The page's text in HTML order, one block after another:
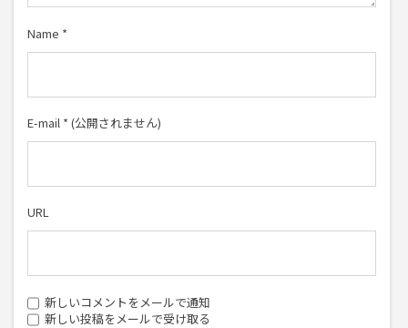
Name *
E-mail * (公開されません)
URL
新しいコメントをメールで通知
新しい投稿をメールで受け取る